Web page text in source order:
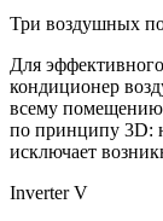
Три воздушных
Для
кондиционер
всему
по принципу 3D:
исключает
Inverter V